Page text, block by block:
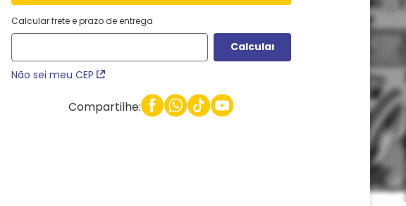
Calcular frete e prazo de entrega
Não sei meu CEP
Compartilhe: